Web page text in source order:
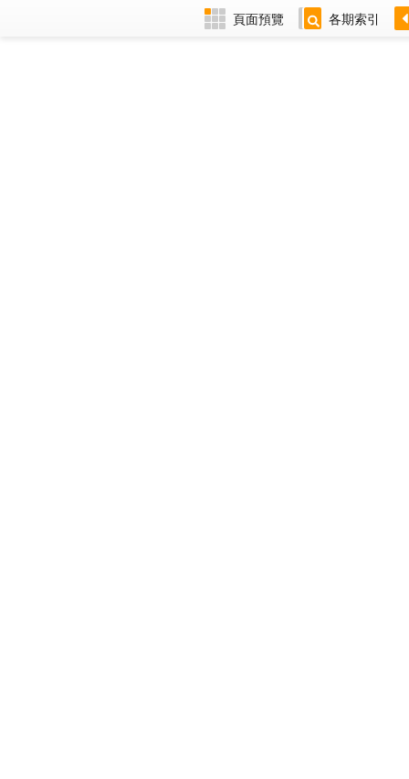
頁面預覽 各期索引